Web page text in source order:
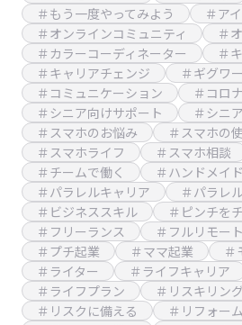
＃もう一度やってみよう
＃ア
＃オンラインコミュニティ
＃
＃カラーコーディネーター
＃
＃キャリアチェンジ
＃ギグワ
＃コミュニケーション
＃コロ
＃シニア向けサポート
＃シニ
＃スマホのお悩み
＃スマホの
＃スマホライフ
＃スマホ相談
＃チームで働く
＃ハンドメイド
＃パラレルキャリア
＃パラレ
＃ビジネススキル
＃ピンチを
＃フリーランス
＃フルリモート
＃プチ起業
＃ママ起業
＃
＃ライター
＃ライフキャリア
＃ライフプラン
＃リスキリング
＃リスクに備える
＃リフォーム